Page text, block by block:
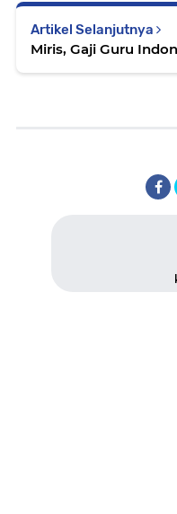
Artikel Selanjutnya
Miris, Gaji Guru